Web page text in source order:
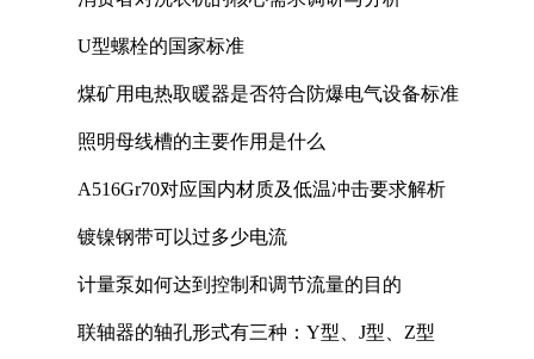
U型螺栓的国家标准
煤矿用电热取暖器是否符合防爆电气设备标准
照明母线槽的主要作用是什么
A516Gr70对应国内材质及低温冲击要求解析
镀镍钢带可以过多少电流
计量泵如何达到控制和调节流量的目的
联轴器的轴孔形式有三种：Y型、J型、Z型